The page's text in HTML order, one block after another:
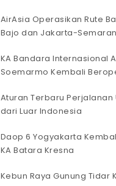
AirAsia Operasikan Rute
Bajo dan Jakarta-
KA Bandara Internasional
Soemarmo Kembali
Aturan Terbaru Perjalanan
dari Luar Indonesia
Daop 6 Yogyakarta
KA Batara Kresna
Kebun Raya Gunung Tidar